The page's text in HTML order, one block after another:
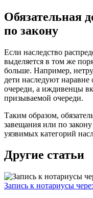
Обязательная
по закону
Если наследство
выделяется в том же
больше. Например,
дети наследуют
очереди, а иждивенцы
призываемой очереди.
Таким образом,
завещания или по
уязвимых категорий
Другие статьи
Запись к нотариусы